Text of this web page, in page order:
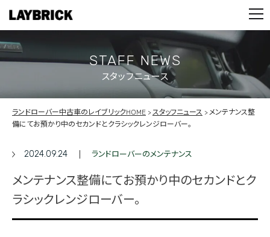
PARTS
CONTACT
PRIVACY POLICY
STAFF NEWS
スタッフニュース
ランドローバー中古車のレイブリックHOME スタッフニュース
メンテナンス整
備にてお預かり中のセカンドとクラシックレンジローバー。
2024.09.24 ランドローバーのメンテナンス
メンテナンス整備にてお預かり中のセカンドとク
ラシックレンジローバー。